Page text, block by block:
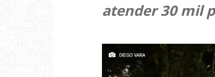
atender 30 mil